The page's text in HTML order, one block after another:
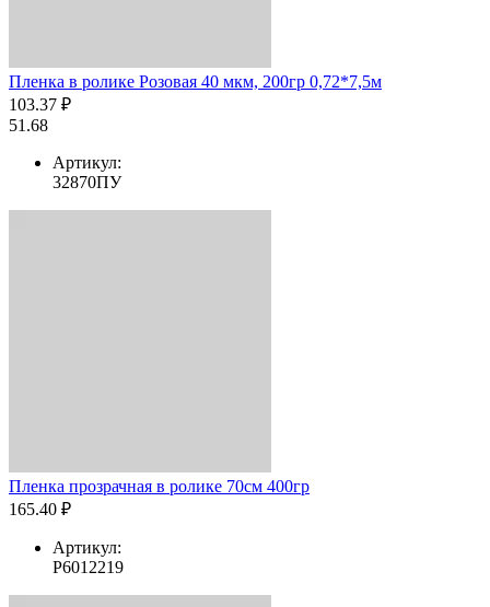
Пленка в ролике Розовая 40 мкм, 200гр 0,72*7,5м
103.37 ₽
51.68
Артикул:
32870ПУ
Пленка прозрачная в ролике 70см 400гр
165.40 ₽
Артикул:
Р6012219